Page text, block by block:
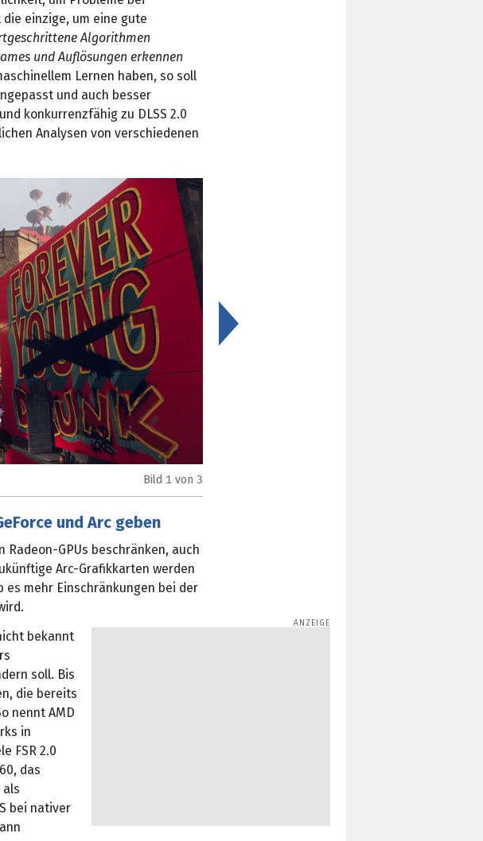
einzige, um eine gute
Algorithmen
und Auflösungen erkennen
Lernen haben, so soll
und auch besser
konkurrenzfähig zu DLSS 2.0
Analysen von verschiedenen
Bild 1 von 3
und Arc geben
Radeon-GPUs beschränken, auch
Arc-Grafikkarten werden
mehr Einschränkungen bei der
bekannt
soll. Bis
die bereits
nennt AMD
in
FSR 2.0
das
als
bei nativer